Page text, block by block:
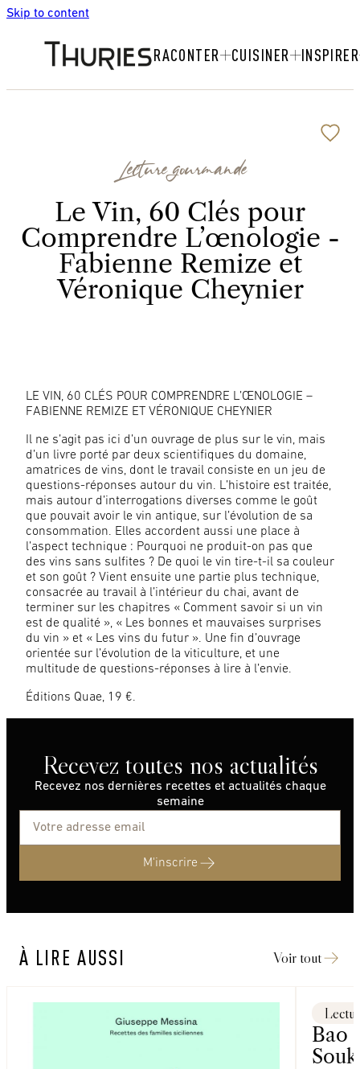
Skip to content
RACONTER CUISINER INSPIRER
Lecture gourmande
Le Vin, 60 Clés pour
Comprendre L’œnologie -
Fabienne Remize et
Véronique Cheynier
LE VIN, 60 CLÉS POUR COMPRENDRE L’ŒNOLOGIE –
FABIENNE REMIZE ET VÉRONIQUE CHEYNIER
Il ne s’agit pas ici d’un ouvrage de plus sur le vin, mais
d’un livre porté par deux scientifiques du domaine,
amatrices de vins, dont le travail consiste en un jeu de
questions-réponses autour du vin. L’histoire est traitée,
mais autour d’interrogations diverses comme le goût
que pouvait avoir le vin antique, sur l’évolution de sa
consommation. Elles accordent aussi une place à
l’aspect technique : Pourquoi ne produit-on pas que
des vins sans sulfites ? De quoi le vin tire-t-il sa couleur
et son goût ? Vient ensuite une partie plus technique,
consacrée au travail à l’intérieur du chai, avant de
terminer sur les chapitres « Comment savoir si un vin
est de qualité », « Les bonnes et mauvaises surprises
du vin » et « Les vins du futur ». Une fin d’ouvrage
orientée sur l’évolution de la viticulture, et une
multitude de questions-réponses à lire à l’envie.
Éditions Quae, 19 €.
Recevez toutes nos actualités
Recevez nos dernières recettes et actualités chaque
semaine
M'inscrire
À LIRE AUSSI Voir tout
Bao